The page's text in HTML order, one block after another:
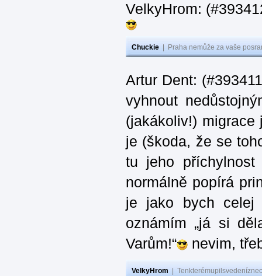
VelkyHrom:
Chuckie Praha nemůže za vaše
Artur Dent:
vyhnout
(jakákoliv!)
je (škoda, že se
tu jeho
normálně popírá
je jako bych celej
oznámím „já si
Varům!“
nevim,
VelkyHrom